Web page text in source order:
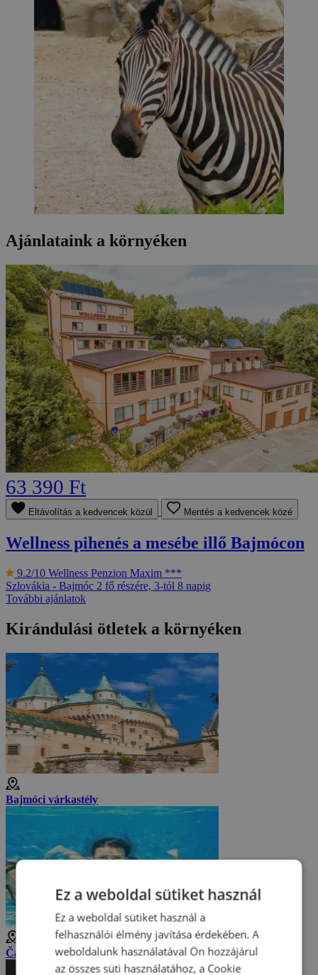
Ajánlataink a környéken
63 390 Ft
Eltávolítás a kedvencek közül Mentés a kedvencek közé
Wellness pihenés a mesébe illő Bajmócon
9.2/10 Wellness Penzion Maxim ***
Szlovákia - Bajmóc 2 fő részére, 3-tól 8 napig
További ajánlatok
Kirándulási ötletek a környéken
Bajmóci várkastély
Čajka Termálfürdő
Ez a weboldal sütiket használ
Ez a weboldal sütiket használ a
felhasználói élmény javítása érdekében. A
weboldalunk használatával Ön hozzájárul
az összes süti használatához, a Cookie